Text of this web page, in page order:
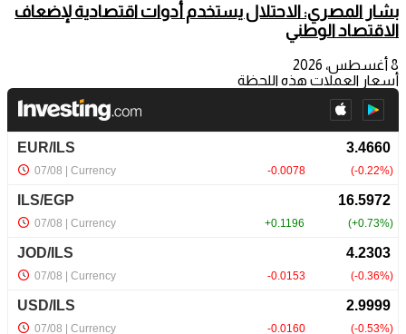
بشار المصري: الاحتلال يستخدم أدوات اقتصادية لإضعاف
الاقتصاد الوطني
8 أغسطس، 2026
أسعار العملات هذه اللحظة